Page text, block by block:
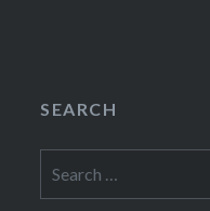
SEARCH
for: